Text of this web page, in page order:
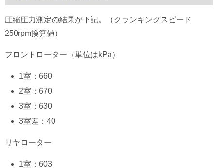
圧縮圧力測定の結果が下記。（クランキングスピード
250rpm換算値）
フロントローター（単位はkPa）
1室：660
2室：670
3室：630
3室差：40
リヤローター
1室：603